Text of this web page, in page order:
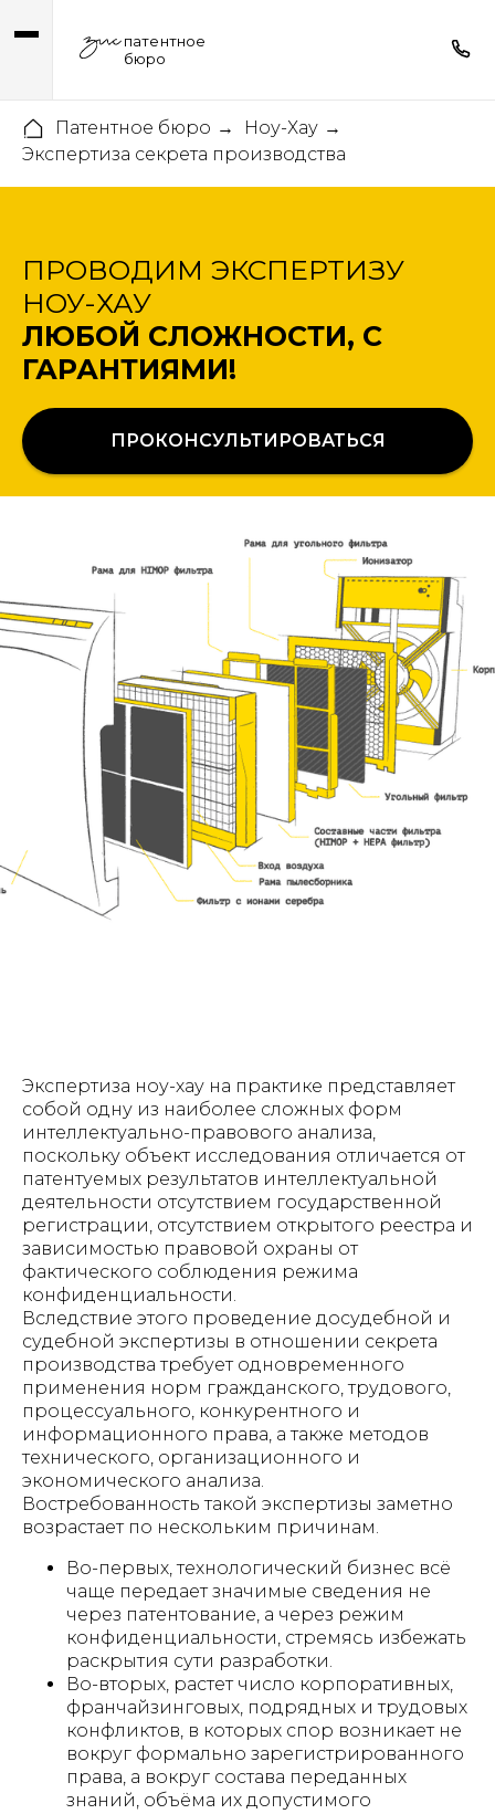
патентное
бюро
Патентное бюро → Ноу-Хау →
Экспертиза секрета производства
ПРОВОДИМ ЭКСПЕРТИЗУ
НОУ-ХАУ
ЛЮБОЙ СЛОЖНОСТИ, С
ГАРАНТИЯМИ!
ПРОКОНСУЛЬТИРОВАТЬСЯ
Экспертиза ноу-хау на практике представляет
собой одну из наиболее сложных форм
интеллектуально-правового анализа,
поскольку объект исследования отличается от
патентуемых результатов интеллектуальной
деятельности отсутствием государственной
регистрации, отсутствием открытого реестра и
зависимостью правовой охраны от
фактического соблюдения режима
конфиденциальности.
Вследствие этого проведение досудебной и
судебной экспертизы в отношении секрета
производства требует одновременного
применения норм гражданского, трудового,
процессуального, конкурентного и
информационного права, а также методов
технического, организационного и
экономического анализа.
Востребованность такой экспертизы заметно
возрастает по нескольким причинам.
Во-первых, технологический бизнес всё
чаще передает значимые сведения не
через патентование, а через режим
конфиденциальности, стремясь избежать
раскрытия сути разработки.
Во-вторых, растет число корпоративных,
франчайзинговых, подрядных и трудовых
конфликтов, в которых спор возникает не
вокруг формально зарегистрированного
права, а вокруг состава переданных
знаний, объёма их допустимого